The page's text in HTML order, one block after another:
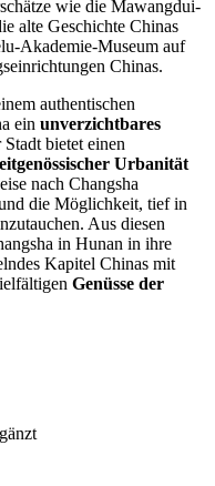
wie die Mawangdui-
alte Geschichte Chinas
Akademie-Museum auf
Chinas.
authentischen
ein unverzichtbares
bietet einen
Urbanität
nach Changsha
die Möglichkeit, tief in
Aus diesen
in Hunan in ihre
Kapitel Chinas mit
Genüsse der